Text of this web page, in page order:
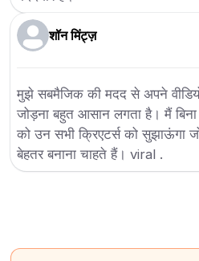
शॉन मिंट्ज़
मुझे सबमैजिक की मदद से अपने
जोड़ना बहुत आसान लगता है। मैं
को उन सभी क्रिएटर्स को सुझाऊंगा
बेहतर बनाना चाहते हैं। viral .